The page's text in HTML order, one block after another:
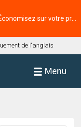
de l'anglais
Menu